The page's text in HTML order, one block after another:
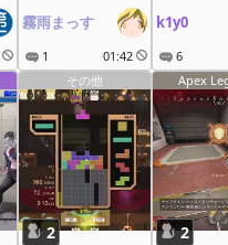
霧雨まっす
1 01:42
k1y0
6
その他
2
Apex
2